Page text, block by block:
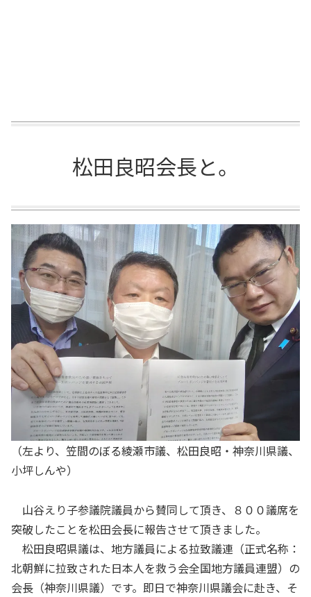
松田良昭会長と。
（左より、笠間のぼる綾瀬市議、松田良昭・神奈川県議、
小坪しんや）
山谷えり子参議院議員から賛同して頂き、８００議席を
突破したことを松田会長に報告させて頂きました。
松田良昭県議は、地方議員による拉致議連（正式名称：
北朝鮮に拉致された日本人を救う会全国地方議員連盟）の
会長（神奈川県議）です。即日で神奈川県議会に赴き、そ